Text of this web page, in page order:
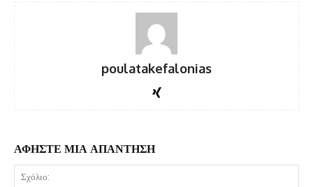
poulatakefalonias
ΑΦΗΣΤΕ ΜΙΑ ΑΠΑΝΤΗΣΗ